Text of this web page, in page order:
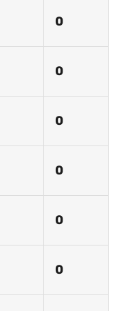
0
0
0
0
0
0